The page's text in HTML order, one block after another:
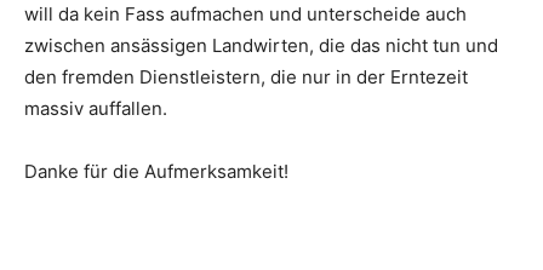
will da kein Fass aufmachen und unterscheide auch
zwischen ansässigen Landwirten, die das nicht tun und
den fremden Dienstleistern, die nur in der Erntezeit
massiv auffallen.
Danke für die Aufmerksamkeit!